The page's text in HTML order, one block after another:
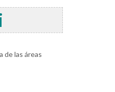
de las áreas